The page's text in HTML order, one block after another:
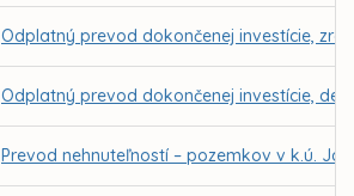
Odplatný prevod dokončenej investície,
Odplatný prevod dokončenej investície,
Prevod nehnuteľností – pozemkov v k.ú.